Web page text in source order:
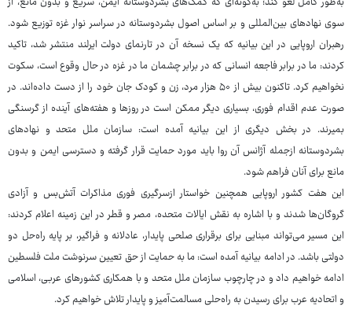
سوی نهادهای بین‌المللی و بر اساس اصول بشردوستانه در سراسر نوار غزه توزیع شود.
رهبران اروپایی در این بیانیه که یک نسخه آن در تارنمای دولت ایرلند منتشر شد، تاکید
کردند: ما در برابر فاجعه انسانی که در برابر چشمان ما در غزه در حال وقوع است، سکوت
نخواهیم کرد. تاکنون بیش از ۵۰ هزار مرد، زن و کودک جان خود را از دست داده‌اند. در
صورت عدم اقدام فوری، بسیاری دیگر ممکن است در روزها و هفته‌های آینده از گرسنگی
بمیرند. در بخش دیگری از این بیانیه آمده است: سازمان ملل متحد و نهادهای
بشردوستانه ازجمله آژانس آن روا باید مورد حمایت قرار گرفته و دسترسی ایمن و بدون
مانع برای آنان فراهم شود.
این هفت کشور اروپایی همچنین خواستار ازسرگیری فوری مذاکرات آتش‌بس و آزادی
گروگان‌ها شدند و با اشاره به نقش ایالات متحده، مصر و قطر در این زمینه اعلام کردند:
این مسیر می‌تواند مبنایی برای برقراری صلحی پایدار، عادلانه و فراگیر، بر پایه راه‌حل دو
دولتی باشد. در ادامه بیانیه آمده است: ما به حمایت از حق تعیین سرنوشت ملت فلسطین
ادامه خواهیم داد و در چارچوب سازمان ملل متحد و با همکاری کشورهای عربی، اسلامی
و اتحادیه عرب برای رسیدن به راه‌حلی مسالمت‌آمیز و پایدار تلاش خواهیم کرد.